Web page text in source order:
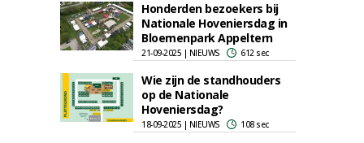
Honderden bezoekers bij
Nationale Hoveniersdag in
Bloemenpark Appeltern
21-09-2025 | NIEUWS 612 sec
Wie zijn de standhouders
op de Nationale
Hoveniersdag?
18-09-2025 | NIEUWS 108 sec